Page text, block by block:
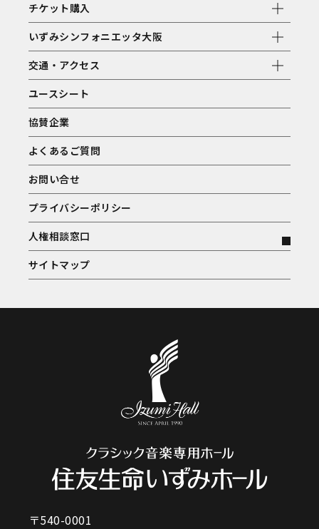
チケット購入
いずみシンフォニエッタ大阪
交通・アクセス
ユースシート
協賛企業
よくあるご質問
お問い合せ
プライバシーポリシー
人権相談窓口
サイトマップ
〒540-0001